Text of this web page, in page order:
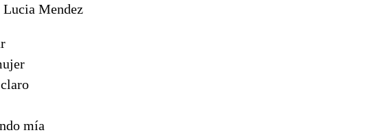
Lucia Mendez
mía